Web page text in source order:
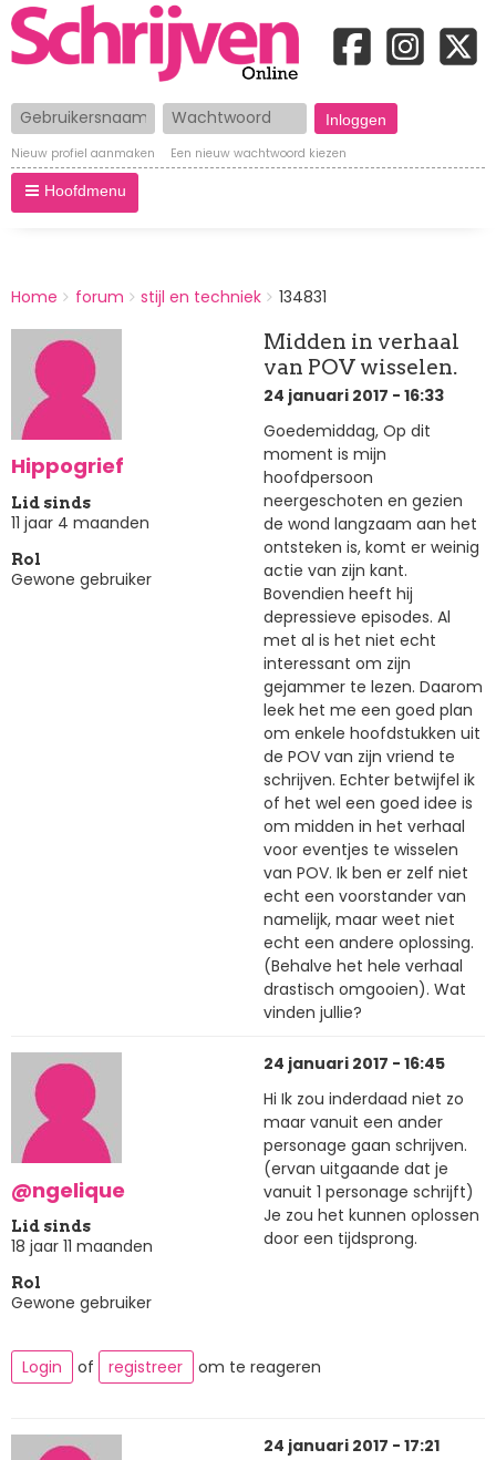
Gebruikersnaam Wachtwoord
Nieuw profiel aanmaken Een nieuw wachtwoord kiezen
Hoofdmenu
BREADCRUMBS
You
here:
Home forum stijl en techniek 134831
Hippogrief
Lid sinds
11 jaar 4 maanden
Rol
Gewone gebruiker
Midden in verhaal
van POV wisselen.
24 januari 2017 - 16:33
Goedemiddag, Op dit
moment is mijn
hoofdpersoon
neergeschoten en gezien
de wond langzaam aan het
ontsteken is, komt er weinig
actie van zijn kant.
Bovendien heeft hij
depressieve episodes. Al
met al is het niet echt
interessant om zijn
gejammer te lezen. Daarom
leek het me een goed plan
om enkele hoofdstukken uit
de POV van zijn vriend te
schrijven. Echter betwijfel ik
of het wel een goed idee is
om midden in het verhaal
voor eventjes te wisselen
van POV. Ik ben er zelf niet
echt een voorstander van
namelijk, maar weet niet
echt een andere oplossing.
(Behalve het hele verhaal
drastisch omgooien). Wat
vinden jullie?
@ngelique
Lid sinds
18 jaar 11 maanden
Rol
Gewone gebruiker
24 januari 2017 - 16:45
Hi Ik zou inderdaad niet zo
maar vanuit een ander
personage gaan schrijven.
(ervan uitgaande dat je
vanuit 1 personage schrijft)
Je zou het kunnen oplossen
door een tijdsprong.
Login of registreer om te reageren
24 januari 2017 - 17:21